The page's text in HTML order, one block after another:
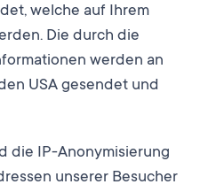
welche auf Ihrem
Die durch die
werden an
USA gesendet und
die IP-Anonymisierung
unserer Besucher